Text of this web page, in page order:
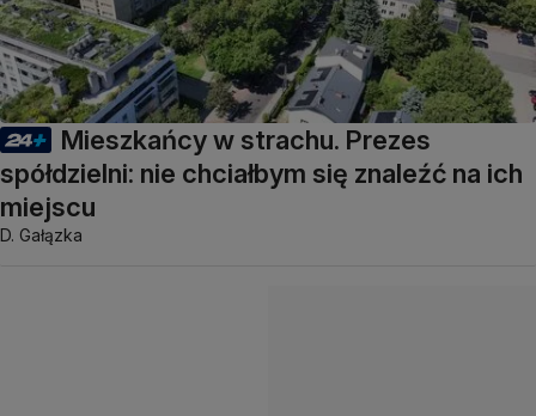
Mieszkańcy w strachu. Prezes
spółdzielni: nie chciałbym się znaleźć na ich
miejscu
D. Gałązka